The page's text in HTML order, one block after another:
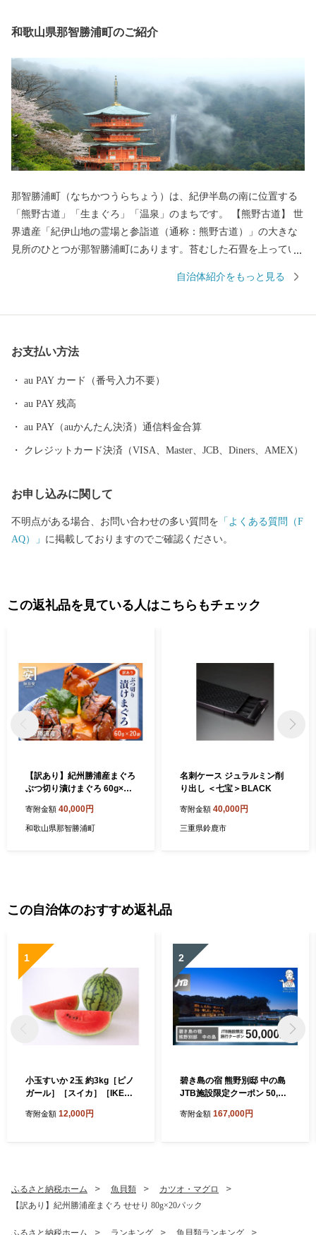
和歌山県那智勝浦町のご紹介
那智勝浦町（なちかつうらちょう）は、紀伊半島の南に位置する
「熊野古道」「生まぐろ」「温泉」のまちです。 【熊野古道】 世
界遺産「紀伊山地の霊場と参詣道（通称：熊野古道）」の大きな
見所のひとつが那智勝浦町にあります。苔むした石畳を上ってい
札所である「那智山青岸渡寺」、そして日本一の落差133mを誇る
ぐろとは、捕獲後、冷凍でなく冷蔵（生）で運ばれたまぐろのこ
とです。 もちもちとした生まぐろが、今日もお店に並びます。
県内一で、温泉宿も日帰り温泉もたくさん。 おだやかな太平洋を
眺めながら、ゆったり、ほっこりしてみませんか？
自治体紹介をもっと見る
お支払い方法
au PAY カード（番号入力不要）
au PAY 残高
au PAY（auかんたん決済）通信料金合算
クレジットカード決済（VISA、Master、JCB、Diners、AMEX）
お申し込みに関して
不明点がある場合、お問い合わせの多い質問を 「よくある質問（F
AQ）」 に掲載しておりますのでご確認ください。
この返礼品を見ている人はこちらもチェック
【訳あり】紀州勝浦産まぐろ
ぶつ切り漬けまぐろ 60g×20
寄附金額 40,000円
和歌山県那智勝浦町
名刺ケース ジュラルミン削
り出し ＜七宝＞BLACK
寄附金額 40,000円
三重県鈴鹿市
この自治体のおすすめ返礼品
1
小玉すいか 2玉 約3kg［ピノ
ガール］［スイカ］［IKE33
寄附金額 12,000円
2
碧き島の宿 熊野別邸 中の島
JTB施設限定クーポン 50,00
ルコンシェルジュでのご予約
寄附金額 167,000円
ふるさと納税ホーム 魚貝類
カツオ・マグロ
【訳あり】紀州勝浦産まぐろ せせり 80g×20パック
ふるさと納税ホーム ランキング 魚貝類ランキング